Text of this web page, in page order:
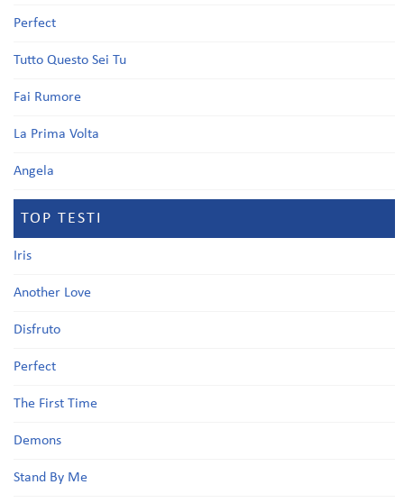
Perfect
Tutto Questo Sei Tu
Fai Rumore
La Prima Volta
Angela
TOP TESTI
Iris
Another Love
Disfruto
Perfect
The First Time
Demons
Stand By Me